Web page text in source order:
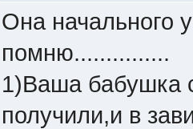
Она начального
помню...............
1)Ваша бабушка
получили,и в